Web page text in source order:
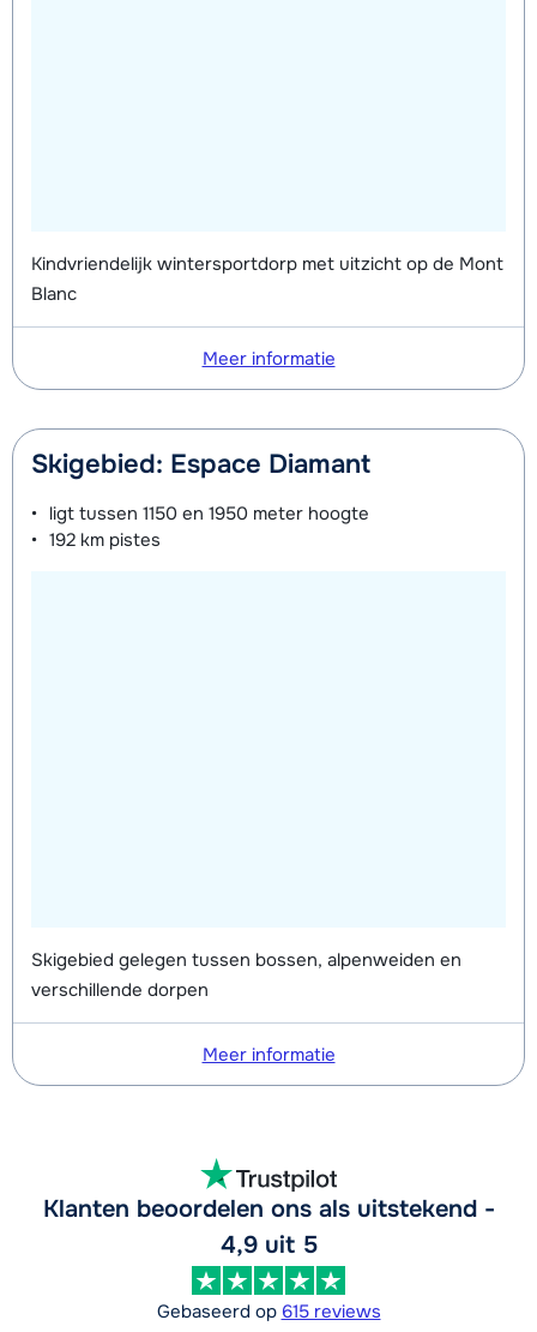
Kindvriendelijk wintersportdorp met uitzicht op de Mont
Blanc
Meer informatie
Skigebied: Espace Diamant
ligt tussen 1150 en 1950 meter hoogte
192 km pistes
Skigebied gelegen tussen bossen, alpenweiden en
verschillende dorpen
Meer informatie
Klanten beoordelen ons als uitstekend -
4,9 uit 5
Gebaseerd op 615 reviews